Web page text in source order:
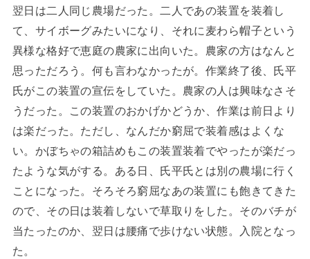
翌日は二人同じ農場だった。二人であの装置を装着し
て、サイボーグみたいになり、それに麦わら帽子という
異様な格好で恵庭の農家に出向いた。農家の方はなんと
思っただろう。何も言わなかったが。作業終了後、氏平
氏がこの装置の宣伝をしていた。農家の人は興味なさそ
うだった。この装置のおかげかどうか、作業は前日より
は楽だった。ただし、なんだか窮屈で装着感はよくな
い。かぼちゃの箱詰めもこの装置装着でやったが楽だっ
たような気がする。ある日、氏平氏とは別の農場に行く
ことになった。そろそろ窮屈なあの装置にも飽きてきた
ので、その日は装着しないで草取りをした。そのバチが
当たったのか、翌日は腰痛で歩けない状態。入院となっ
た。